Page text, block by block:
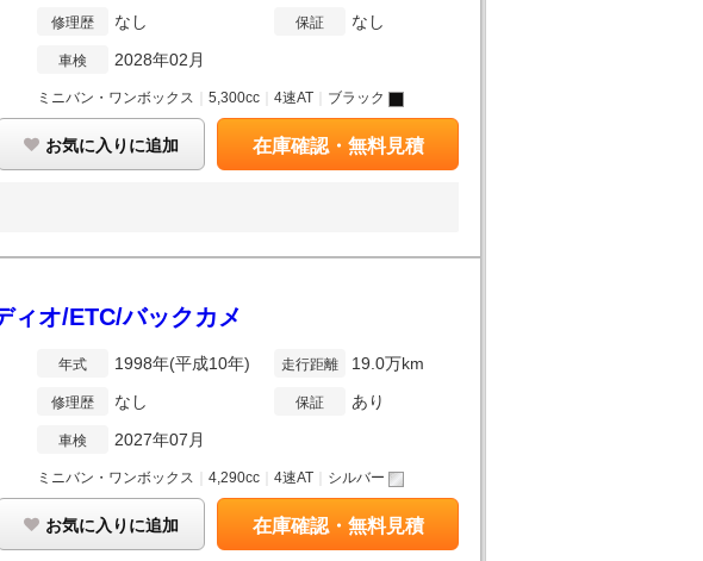
修理歴 なし
車検 2028年02月
保証 なし
ミニバン・ワンボックス 5,300cc 4速AT ブラック
お気に入りに追加 在庫確認・無料見積
ィオ/ETC/バックカメ
年式 1998年(平成10年)
修理歴 なし
車検 2027年07月
走行距離 19.0万km
保証 あり
ミニバン・ワンボックス 4,290cc 4速AT シルバー
お気に入りに追加 在庫確認・無料見積